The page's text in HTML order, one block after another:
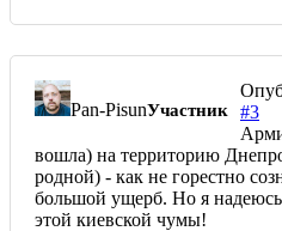
Pan-PisunУчастник
#3
вошла) на территорию
родной) - как не горестно
большой ущерб. Но я надеюсь
этой киевской чумы!